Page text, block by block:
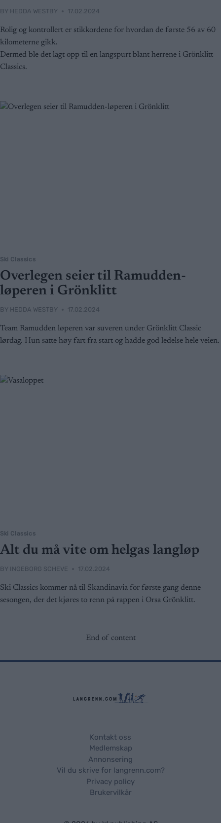
BY HEDDA WESTBY 17.02.2024
Rolig og kontrollert er stikkordene for hvordan de første 56 av 60
kilometerne gikk.
Dermed ble det lagt opp til en langspurt blant herrene i Grönklitt
Classics.
Ski Classics
Overlegen seier til Ramudden-
løperen i Grönklitt
BY HEDDA WESTBY 17.02.2024
Team Ramudden løperen var suveren under Grönklitt Classic
lørdag. Hun satte høy fart fra start og hadde god ledelse hele veien.
Ski Classics
Alt du må vite om helgas langløp
BY INGEBORG SCHEVE 17.02.2024
Ski Classics kommer nå til Skandinavia for første gang denne
sesongen, der det kjøres to renn på rappen i Orsa Grönklitt.
End of content
Kontakt oss
Medlemskap
Annonsering
Vil du skrive for langrenn.com?
Privacy policy
Brukervilkår